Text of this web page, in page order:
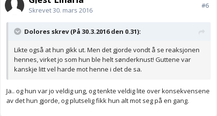
Skrevet30. mars 2016
#6
Dolores skrev (På 30.3.2016 den 0.31):
Likte også at hun gikk ut. Men det gjorde vondt å se reaksjonen
hennes, virket jo som hun ble helt sønderknust! Guttene var
kanskje litt vel harde mot henne i det de sa.
Ja.. og hun var jo veldig ung, og tenkte veldig lite over konsekvensene
av det hun gjorde, og plutselig fikk hun alt mot seg på en gang.